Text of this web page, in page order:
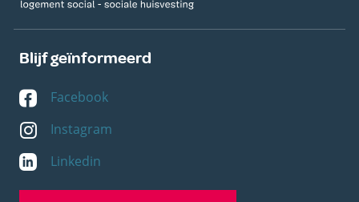
Blijf geïnformeerd
Facebook
Instagram
Linkedin